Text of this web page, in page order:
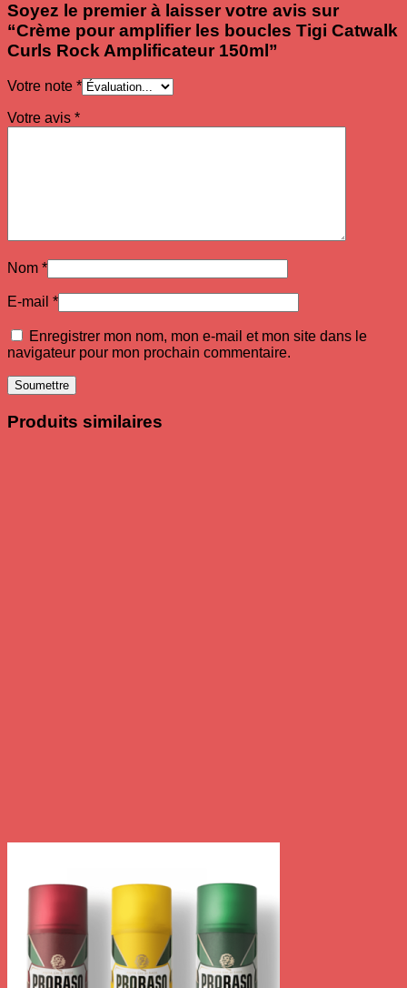
Soyez le premier à laisser votre avis sur
“Crème pour amplifier les boucles Tigi Catwalk
Curls Rock Amplificateur 150ml”
Votre note *
Votre avis *
Nom *
E-mail *
Enregistrer mon nom, mon e-mail et mon site dans le
navigateur pour mon prochain commentaire.
Produits similaires